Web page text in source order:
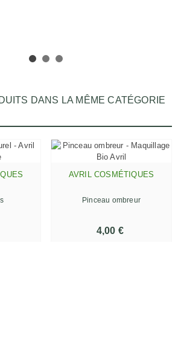
DANS LA MÊME CATÉGORIE
AVRIL COSMÉTIQUES
Pinceau ombreur
4,00 €